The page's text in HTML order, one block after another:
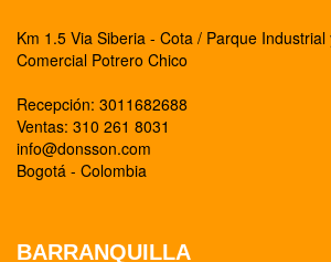
Km 1.5 Via Siberia - Cota / Parque Industrial
Comercial Potrero Chico
Recepción: 3011682688
Ventas: 310 261 8031
info@donsson.com
Bogotá - Colombia
BARRANQUILLA